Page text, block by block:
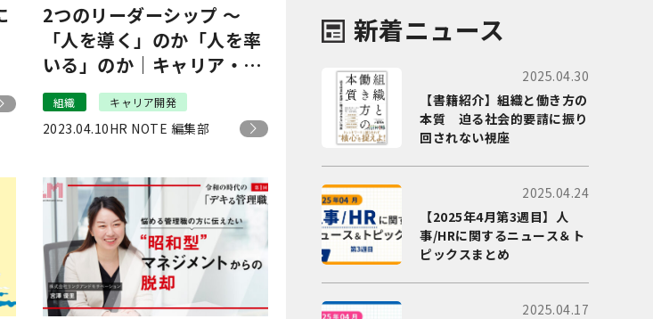
2つのリーダーシップ ～
「人を導く」のか「人を率
いる」のか｜キャリア・ポ
ートレート コンサルティン
グ村山
組織 キャリア開発
2023.04.10HR NOTE 編集部
新着ニュース
2025.04.30
【書籍紹介】組織と働き方の
本質 迫る社会的要請に振り
回されない視座
2025.04.24
【2025年4月第3週目】人
事/HRに関するニュース＆ト
ピックスまとめ
2025.04.17